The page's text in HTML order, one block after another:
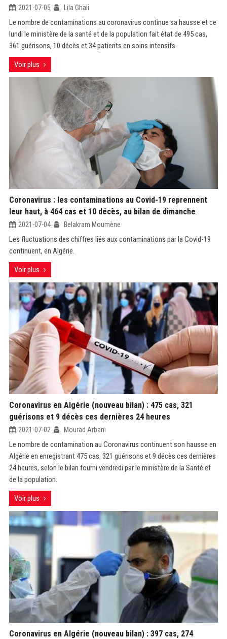
2021-07-05 Lila Ghali
Le nombre de contaminations au coronavirus continue sa hausse et ce
lundi le ministère de la santé et de la population fait état de 495 cas,
361 guérisons, 10 décès et 34 patients en soins intensifs.
Voir plus
Coronavirus : les contaminations au Covid-19 reprennent
leur haut, à 464 cas et 10 décès, au bilan de dimanche
2021-07-04 Belakram Moumène
Les fluctuations des chiffres liés aux contaminations par la Covid-19
continuent, en Algérie.
Voir plus
Coronavirus en Algérie (nouveau bilan) : 475 cas, 321
guérisons et 9 décès ces dernières 24 heures
2021-07-02 Mourad Arbani
Le nombre de contamination au Coronavirus continuent son hausse en
Algérie en enregistrant 475 cas, 321 guérisons et 9 décès ces dernières
24 heures, selon le bilan fourni vendredi par le ministère de la Santé et
de la population.
Voir plus
Coronavirus en Algérie (nouveau bilan) : 397 cas, 274